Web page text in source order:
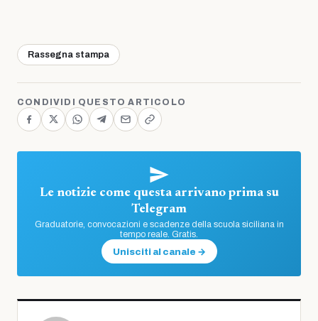
Rassegna stampa
CONDIVIDI QUESTO ARTICOLO
Le notizie come questa arrivano prima su
Telegram
Graduatorie, convocazioni e scadenze della scuola siciliana in
tempo reale. Gratis.
Unisciti al canale →